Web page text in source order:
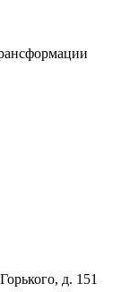
д. 151